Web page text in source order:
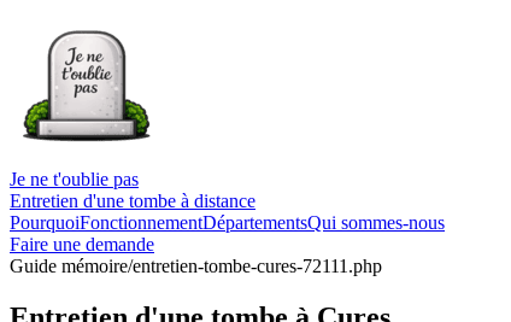
Je ne t'oublie pas
Entretien d'une tombe à distance
PourquoiFonctionnementDépartementsQui sommes-nous
Faire une demande
Guide mémoire/entretien-tombe-cures-72111.php